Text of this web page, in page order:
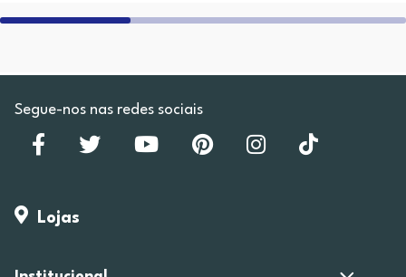
Segue-nos nas redes sociais
Lojas